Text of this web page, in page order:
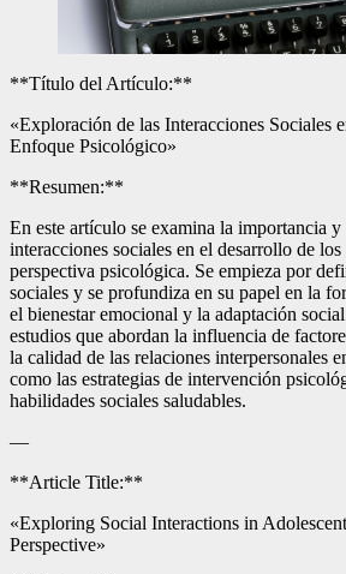
**Título del Artículo:**
«Exploración de las Interacciones Sociales
Enfoque Psicológico»
**Resumen:**
En este artículo se examina la importancia
interacciones sociales en el desarrollo de los
perspectiva psicológica. Se empieza por
sociales y se profundiza en su papel en la
el bienestar emocional y la adaptación
estudios que abordan la influencia de
la calidad de las relaciones interpersonales
como las estrategias de intervención
habilidades sociales saludables.
—
**Article Title:**
«Exploring Social Interactions in
Perspective»